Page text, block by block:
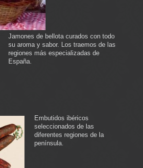
Jamones de bellota curados con todo
su aroma y sabor. Los traemos de las
regiones más especializadas de
España.
Embutidos ibéricos
seleccionados de las
diferentes regiones de la
península.